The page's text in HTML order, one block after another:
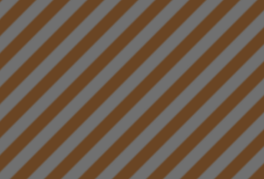
Elektromobilität
Online-
Store
Online-Service
Umzugsservice
Energieberatung
Energiefragen
Kündigung
Wärmestrom
Treue-Bonus
Vorteile